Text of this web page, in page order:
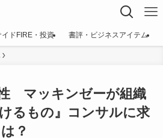
イドFIRE・投資 書評・ビジネスアイテム
性 マッキンゼーが組織
るもの』コンサルに求
？